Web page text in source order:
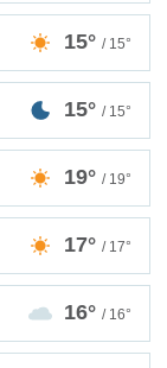
15° / 15°
15° / 15°
19° / 19°
17° / 17°
16° / 16°